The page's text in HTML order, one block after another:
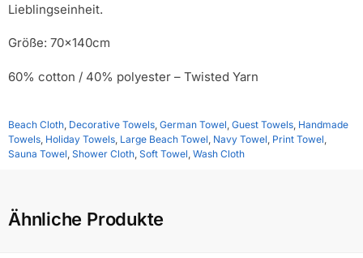
Lieblingseinheit.
Größe: 70x140cm
60% cotton / 40% polyester – Twisted Yarn
Beach Cloth, Decorative Towels, German Towel, Guest Towels, Handmade
Towels, Holiday Towels, Large Beach Towel, Navy Towel, Print Towel,
Sauna Towel, Shower Cloth, Soft Towel, Wash Cloth
Ähnliche Produkte